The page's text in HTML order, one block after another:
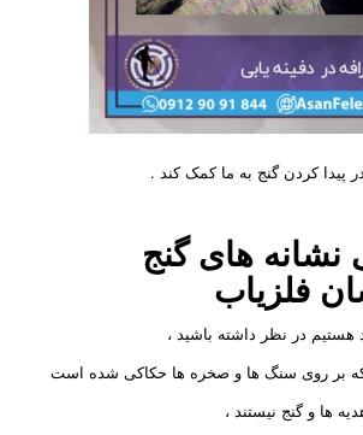
پیدا کردن گنج به ما کمک کند .
های گنج
فلزیاب
هستیم در نظر داشته باشید ،
که بر روی سنگ ها و صخره ها حکاکی شده است
ها و گنج نیستند ،